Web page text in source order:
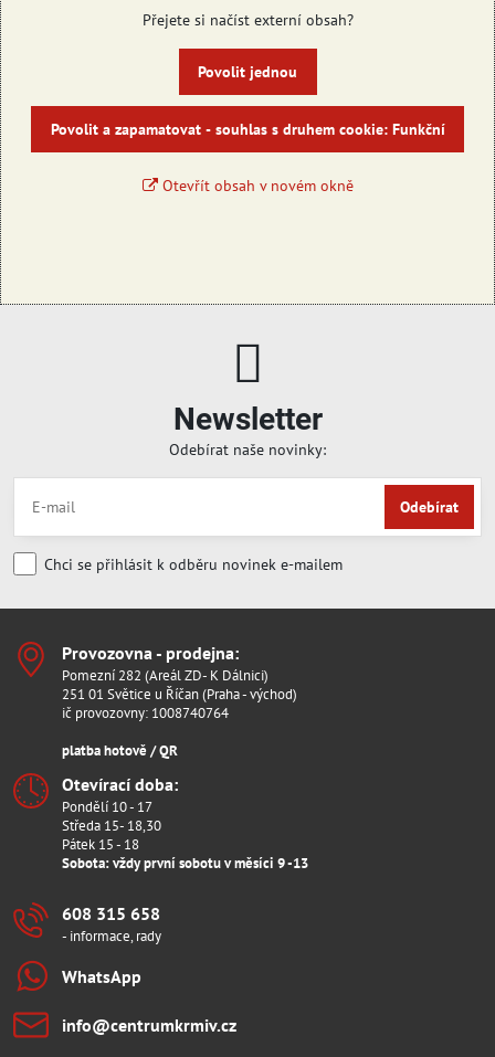
Přejete si načíst externí obsah?
Povolit jednou
Povolit a zapamatovat - souhlas s druhem cookie: Funkční
Otevřít obsah v novém okně
Newsletter
Odebírat naše novinky:
Odebírat
Chci se přihlásit k odběru novinek e-mailem
Provozovna - prodejna:
Pomezní 282 (Areál ZD- K Dálnici)
251 01 Světice u Říčan (Praha - východ)
ič provozovny: 1008740764
platba hotově / QR
Otevírací doba:
Pondělí 10 - 17
Středa 15- 18,30
Pátek 15 - 18
Sobota: vždy první sobotu v měsíci 9 -13
608 315 658
- informace, rady
WhatsApp
info​@centrumkrmiv​.cz